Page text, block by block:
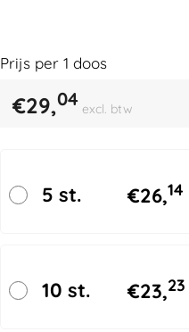
Prijs per 1 doos
€29,04 excl. btw
5 st. €26,14
10 st. €23,23